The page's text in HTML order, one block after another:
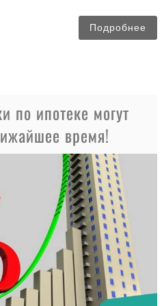
Подробнее
по ипотеке могут
время!